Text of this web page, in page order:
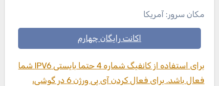
مکان سرور: آمریکا
اکانت رایگان چهارم
برای استفاده از کانفیگ شماره 4 حتما بایستی IPV6 شما
فعال باشد. برای فعال کردن آی پی ورژن 6 در گوشی،